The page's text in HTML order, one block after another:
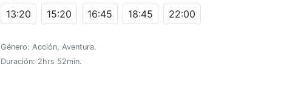
13:20
15:20 16:45 18:45 22:00
Género: Acción, Aventura.
Duración: 2hrs 52min.